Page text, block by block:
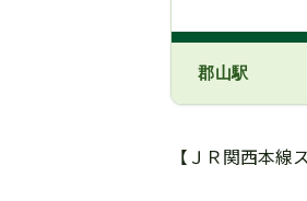
郡山駅
【ＪＲ関西本線